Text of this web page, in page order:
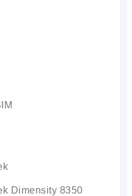
Dimensity 8350